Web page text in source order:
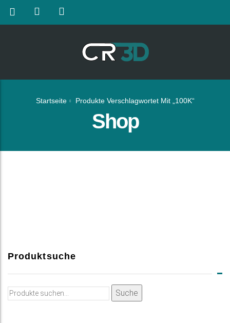
Startseite Produkte Verschlagwortet Mit „100K“
Shop
Produktsuche
Suche
Suche